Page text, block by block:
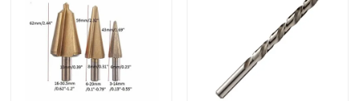
Über uns
Fabrik-Ausflug